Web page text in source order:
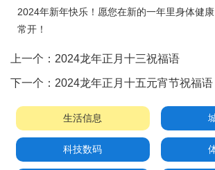
2024年新年快乐！愿您在新的一年里身体健
常开！
上一个： 2024龙年正月十三祝福语
下一个： 2024龙年正月十五元宵节祝福语
生活信息
科技数码